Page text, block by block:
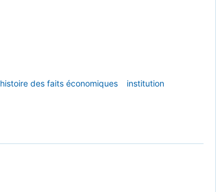
histoire des faits économiques
institution